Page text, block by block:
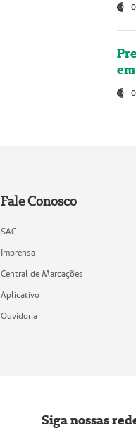
Fale Conosco
SAC
Imprensa
Central de Marcações
Aplicativo
Ouvidoria
Siga nossas